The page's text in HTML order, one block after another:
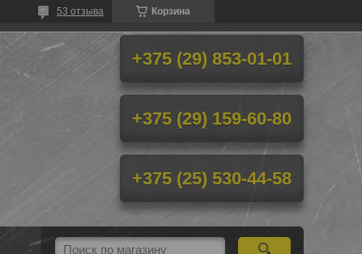
Корзина
53 отзыва
+375 (29) 853-01-01
+375 (29) 159-60-80
+375 (25) 530-44-58